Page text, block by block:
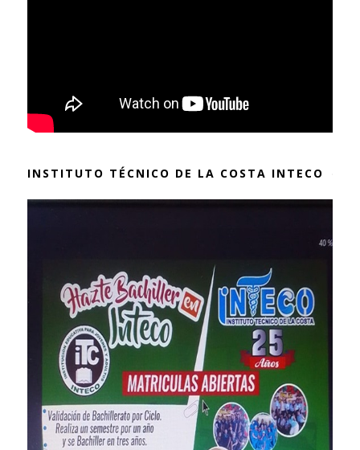
INSTITUTO TÉCNICO DE LA COSTA INTECO